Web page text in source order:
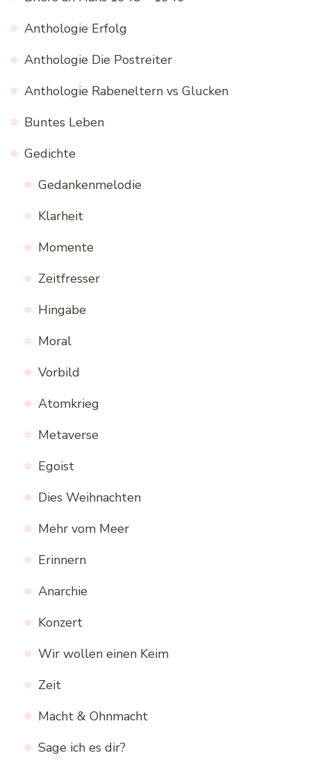
Anthologie Erfolg
Anthologie Die Postreiter
Anthologie Rabeneltern vs Glucken
Buntes Leben
Gedichte
Gedankenmelodie
Klarheit
Momente
Zeitfresser
Hingabe
Moral
Vorbild
Atomkrieg
Metaverse
Egoist
Dies Weihnachten
Mehr vom Meer
Erinnern
Anarchie
Konzert
Wir wollen einen Keim
Zeit
Macht & Ohnmacht
Sage ich es dir?